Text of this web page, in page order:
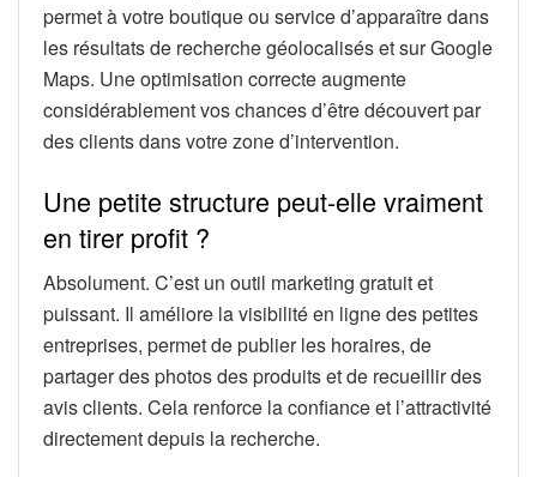
permet à votre boutique ou service d’apparaître dans
les résultats de recherche géolocalisés et sur Google
Maps. Une optimisation correcte augmente
considérablement vos chances d’être découvert par
des clients dans votre zone d’intervention.
Une petite structure peut-elle vraiment
en tirer profit ?
Absolument. C’est un outil marketing gratuit et
puissant. Il améliore la visibilité en ligne des petites
entreprises, permet de publier les horaires, de
partager des photos des produits et de recueillir des
avis clients. Cela renforce la confiance et l’attractivité
directement depuis la recherche.